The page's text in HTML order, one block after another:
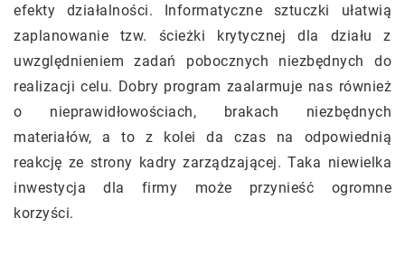
efekty działalności. Informatyczne sztuczki ułatwią
zaplanowanie tzw. ścieżki krytycznej dla działu z
uwzględnieniem zadań pobocznych niezbędnych do
realizacji celu. Dobry program zaalarmuje nas również
o nieprawidłowościach, brakach niezbędnych
materiałów, a to z kolei da czas na odpowiednią
reakcję ze strony kadry zarządzającej. Taka niewielka
inwestycja dla firmy może przynieść ogromne
korzyści.